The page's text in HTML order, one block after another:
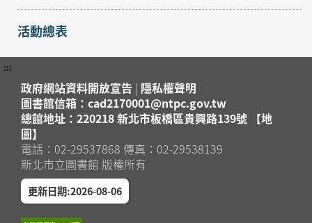
活動總表
:::
政府網站資料開放宣告 | 隱私權聲明
圖書館信箱：cad2170001@ntpc.gov.tw
總館地址：220218 新北市板橋區貴興路139號 【地
圖】
電話：02-29537868 傳真：02-29538139
新北市立圖書館 版權所有
更新日期:2026-08-06